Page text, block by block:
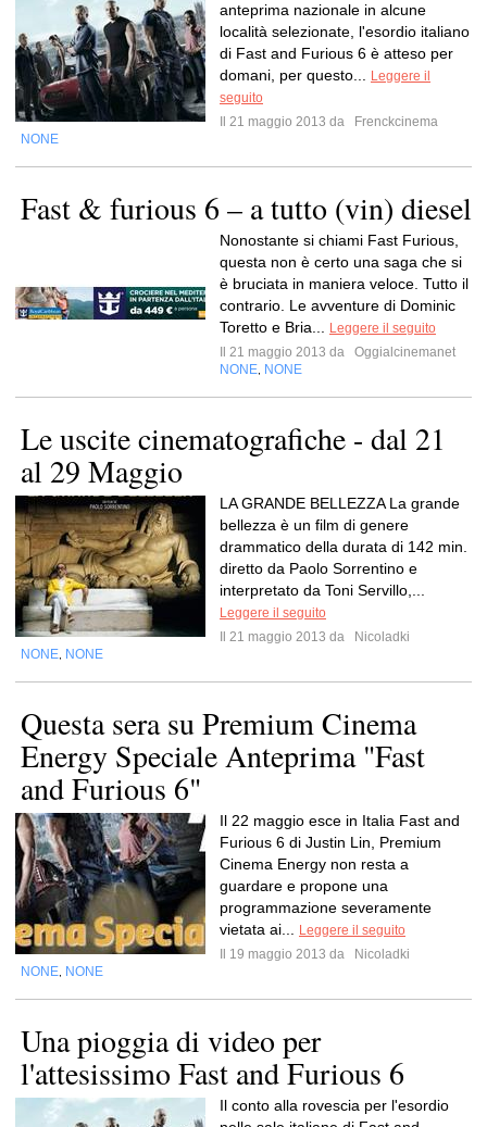
anteprima nazionale in alcune
località selezionate, l'esordio italiano
di Fast and Furious 6 è atteso per
domani, per questo...
Leggere il
seguito
Il 21 maggio 2013 da
Frenckcinema
NONE
Fast & furious 6 – a tutto (vin) diesel
Nonostante si chiami Fast Furious,
questa non è certo una saga che si
è bruciata in maniera veloce. Tutto il
contrario. Le avventure di Dominic
Toretto e Bria...
Leggere il seguito
Il 21 maggio 2013 da
Oggialcinemanet
NONE NONE
Le uscite cinematografiche - dal 21
al 29 Maggio
LA GRANDE BELLEZZA La grande
bellezza è un film di genere
drammatico della durata di 142 min.
diretto da Paolo Sorrentino e
interpretato da Toni Servillo,...
Leggere il seguito
Il 21 maggio 2013 da
Nicoladki
NONE NONE
Questa sera su Premium Cinema
Energy Speciale Anteprima "Fast
and Furious 6"
Il 22 maggio esce in Italia Fast and
Furious 6 di Justin Lin, Premium
Cinema Energy non resta a
guardare e propone una
programmazione severamente
vietata ai...
Leggere il seguito
Il 19 maggio 2013 da
Nicoladki
NONE NONE
Una pioggia di video per
l'attesissimo Fast and Furious 6
Il conto alla rovescia per l'esordio